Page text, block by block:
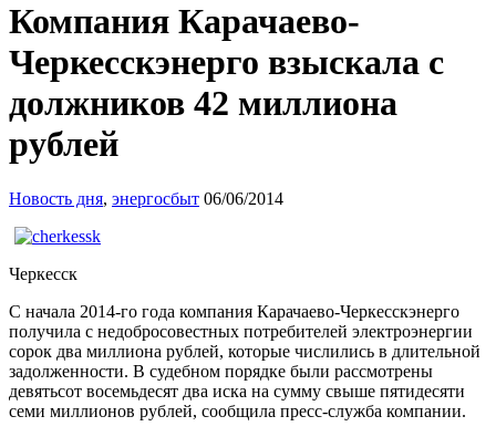
Компания Карачаево-
Черкесскэнерго взыскала с
должников 42 миллиона
рублей
Новость дня, энергосбыт 06/06/2014
Черкесск
С начала 2014-го года компания Карачаево-Черкесскэнерго
получила с недобросовестных потребителей электроэнергии
сорок два миллиона рублей, которые числились в длительной
задолженности. В судебном порядке были рассмотрены
девятьсот восемьдесят два иска на сумму свыше пятидесяти
семи миллионов рублей, сообщила пресс-служба компании.